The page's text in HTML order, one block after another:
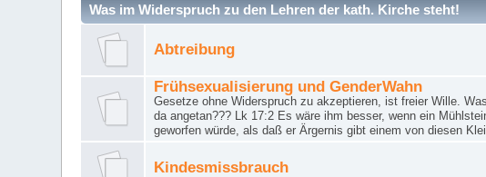
Was im Widerspruch zu den Lehren der kath. Kirche steht!
Abtreibung
Frühsexualisierung und GenderWahn
Gesetze ohne Widerspruch zu akzeptieren, ist freier Wille.
da angetan??? Lk 17:2 Es wäre ihm besser, wenn ein
geworfen würde, als daß er Ärgernis gibt einem von diesen
Kindesmissbrauch